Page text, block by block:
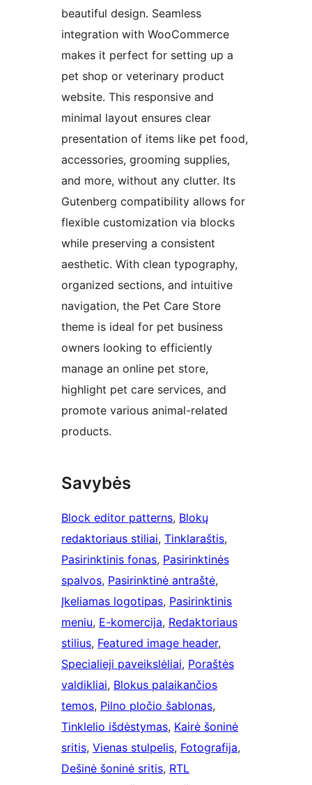
beautiful design. Seamless
integration with WooCommerce
makes it perfect for setting up a
pet shop or veterinary product
website. This responsive and
minimal layout ensures clear
presentation of items like pet food,
accessories, grooming supplies,
and more, without any clutter. Its
Gutenberg compatibility allows for
flexible customization via blocks
while preserving a consistent
aesthetic. With clean typography,
organized sections, and intuitive
navigation, the Pet Care Store
theme is ideal for pet business
owners looking to efficiently
manage an online pet store,
highlight pet care services, and
promote various animal-related
products.
Savybės
Block editor patterns, Blokų
redaktoriaus stiliai, Tinklaraštis
Pasirinktinis fonas, Pasirinktinės
spalvos, Pasirinktinė antraštė
Įkeliamas logotipas, Pasirinktinis
meniu, E-komercija, Redaktoriaus
stilius, Featured image header
Specialieji paveikslėliai, Poraštės
valdikliai, Blokus palaikančios
temos, Pilno pločio šablonas
Tinklelio išdėstymas, Kairė šoninė
sritis, Vienas stulpelis, Fotografija
Dešinė šoninė sritis, RTL